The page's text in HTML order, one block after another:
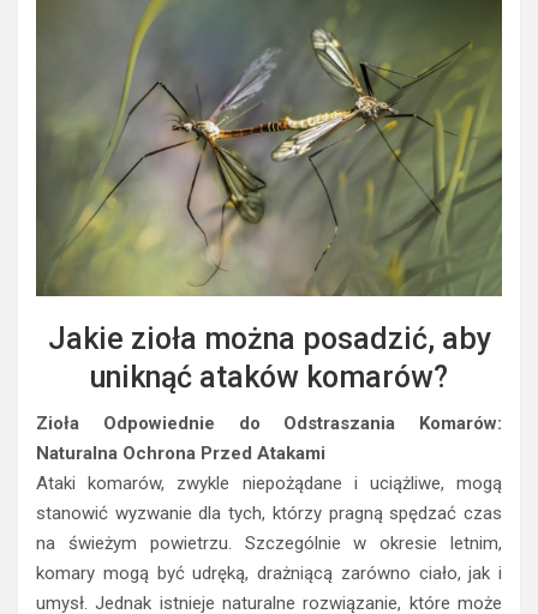
Jakie zioła można posadzić, aby
uniknąć ataków komarów?
Zioła Odpowiednie do Odstraszania Komarów:
Naturalna Ochrona Przed Atakami
Ataki komarów, zwykle niepożądane i uciążliwe, mogą
stanowić wyzwanie dla tych, którzy pragną spędzać czas
na świeżym powietrzu. Szczególnie w okresie letnim,
komary mogą być udręką, drażniącą zarówno ciało, jak i
umysł. Jednak istnieje naturalne rozwiązanie, które może